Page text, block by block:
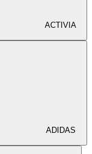
ACTIVIA
ADIDAS